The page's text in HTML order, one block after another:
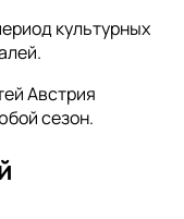
культурных
Австрия
сезон.